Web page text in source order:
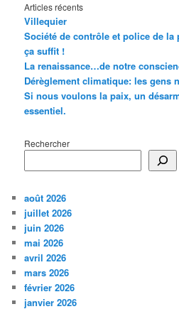
Articles récents
Villequier
Société de contrôle et police de
ça suffit !
La renaissance…de notre
Dérèglement climatique: les gens
Si nous voulons la paix, un
essentiel.
Rechercher
août 2026
juillet 2026
juin 2026
mai 2026
avril 2026
mars 2026
février 2026
janvier 2026